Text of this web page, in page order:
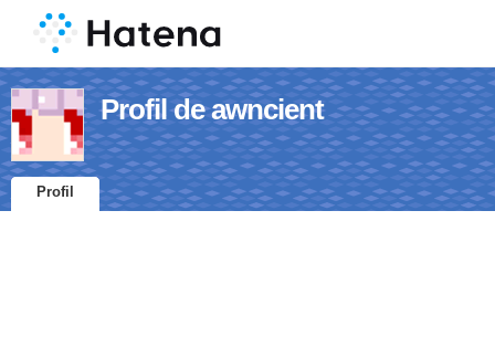
Profil de awncient
Profil